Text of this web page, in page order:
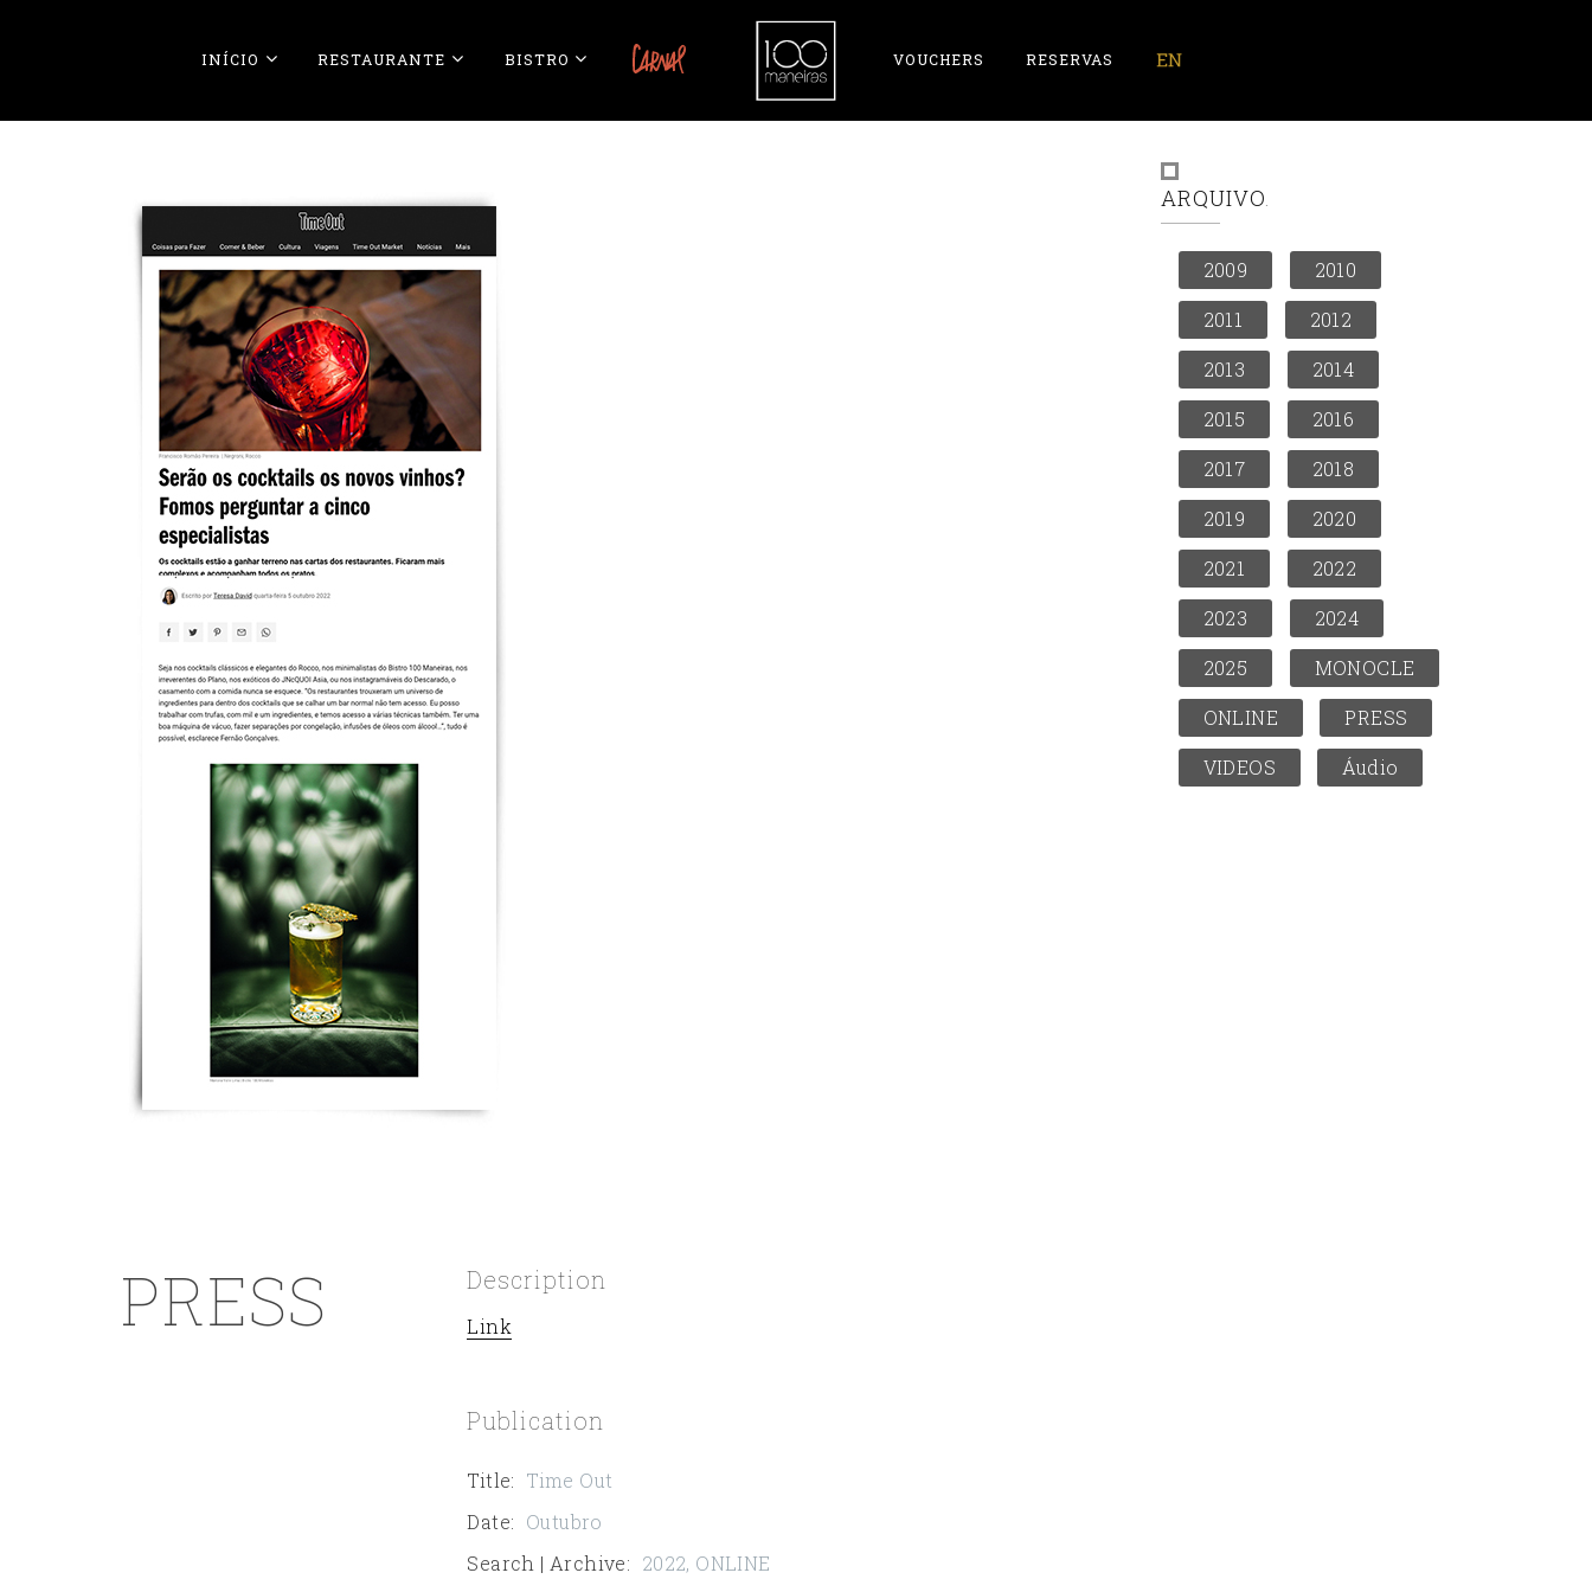
INÍCIO RESTAURANTE BISTRO CARNAL VOUCHERS RESERVAS
PRESS Description
Link
Publication
Title: Time Out
Date: Outubro
Search | Archive: 2022, ONLINE
ARQUIVO
2009
2010
2011
2012
2013
2014
2015
2016
2017
2018
2019
2020
2021
2022
2023
2024
2025
MONOCLE
ONLINE
PRESS
VIDEOS
Áudio